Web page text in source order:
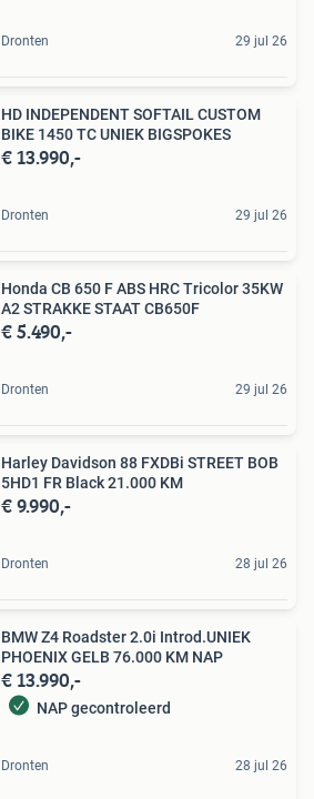
Dronten 29 jul 26
HD INDEPENDENT SOFTAIL CUSTOM
BIKE 1450 TC UNIEK BIGSPOKES
€ 13.990,-
Dronten 29 jul 26
Honda CB 650 F ABS HRC Tricolor 35KW
A2 STRAKKE STAAT CB650F
€ 5.490,-
Dronten 29 jul 26
Harley Davidson 88 FXDBi STREET BOB
5HD1 FR Black 21.000 KM
€ 9.990,-
Dronten 28 jul 26
BMW Z4 Roadster 2.0i Introd.UNIEK
PHOENIX GELB 76.000 KM NAP
€ 13.990,-
NAP gecontroleerd
Dronten 28 jul 26